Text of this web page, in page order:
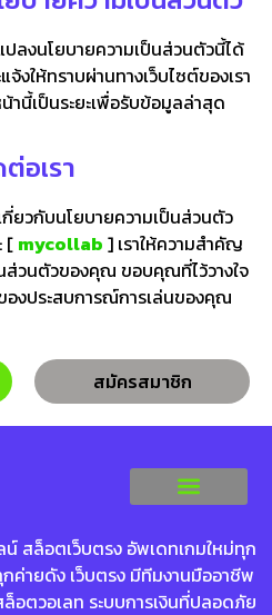
ปลงนโยบายความเป็นส่วนตัวนี้ได้
งให้ทราบผ่านทางเว็บไซต์ของเรา
านี้เป็นระยะเพื่อรับข้อมูลล่าสุด
อเรา
ยวกับนโยบายความเป็นส่วนตัว
[ mycollab ] เราให้ความสำคัญ
วนตัวของคุณ ขอบคุณที่ไว้วางใจ
องประสบการณ์การเล่นของคุณ
สมัครสมาชิก
น์ สล็อตเว็บตรง อัพเดทเกมใหม่ทุก
ค่ายดัง เว็บตรง มีทีมงานมืออาชีพ
ตวอเลท ระบบการเงินที่ปลอดภัย